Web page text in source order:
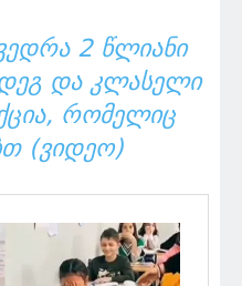
2 ᲬᲚᲘᲐᲜᲘ
ᲓᲐ ᲙᲚᲐᲡᲔᲚᲘ
ᲠᲝᲛᲔᲚᲘᲪ
(ᲕᲘᲓᲔᲝ)